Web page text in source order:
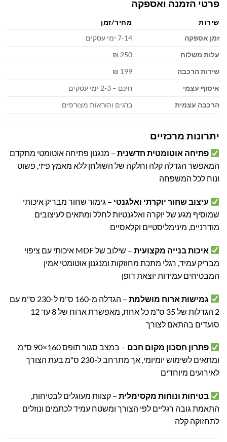
פרטי הזמנה ואספקה
שירות
מחיר/זמן
זמן אספקה
7-14 ימי עסקים
עלות משלוח
250 ₪
שירות הרכבה
199 ₪
איסוף עצמי
חינם – 2-3 ימי עסקים
הרכבה עצמית
ברגים והוראות מצורפים
יתרונות מרכזיים
פתיחה אוטומטית חדשנית – מנגנון פתיחה אוטומטי מתקדם
המאפשר הגדלה קלה וחלקה של השולחן ללא מאמץ פיזי, פשוט
ונוח לכל המשפחה
עיצוב שחור יוקרתי ואלגנטי – גימור שחור מבריק איכותי
שמוסיף מגע של יוקרה ואלגנטיות לחלל ומתאים לעיצובים
מודרניים, מינימליסטיים וקלאסיים
איכות בנייה מקצועית
– שילוב של MDF איכותי עם ציפוי
מבריק עמיד, רגלי מתכת מחוזקות ומנגנון אוטומטי אמין
המבטיחים עמידות יוצאת דופן
גמישות ארוח מושלמת
– הגדלה מ-160 ס"מ ל-230 ס"מ עם
2 הגדלות של 35 ס"מ כל אחת, מאפשרת ארוח של 8 עד 12
סועדים בהתאם לצורך
פתרון חסכון מקום חכם
– במצב סגור תופס 160×90 ס"מ
ומתאים לשימוש יומיומי, אך מתרחב ל-230 ס"מ בעת הצורך
לאירועים מיוחדים
בטיחות ונוחות מקסימלית – קצוות מעוגלים לבטיחות,
התאמת גובה רגליים לפי הצורך ומשטח עמיד לכתמים ונוזלים
לתחזוקה קלה